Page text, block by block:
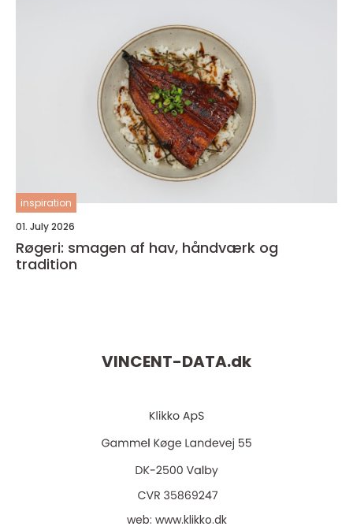
inspiration
01. July 2026
Røgeri: smagen af hav, håndværk og
tradition
VINCENT-DATA.dk
web: www.klikko.dk